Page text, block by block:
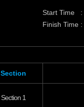
Start Time :
Finish Time
Section
Section 1